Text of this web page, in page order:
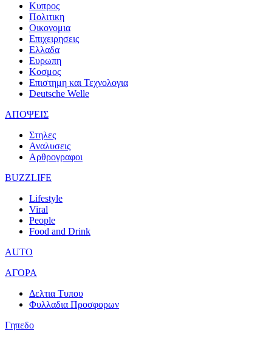
Κυπρος
Πολιτικη
Οικονομια
Επιχειρησεις
Ελλαδα
Ευρωπη
Κοσμος
Επιστημη και Τεχνολογια
Deutsche Welle
ΑΠΟΨΕΙΣ
Στηλες
Αναλυσεις
Αρθρογραφοι
BUZZLIFE
Lifestyle
Viral
People
Food and Drink
AUTO
ΑΓΟΡΑ
Δελτια Τυπου
Φυλλαδια Προσφορων
Γηπεδο